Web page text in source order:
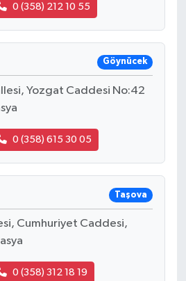
0 (358) 212 10 55
Göynücek
Yozgat Caddesi No:42
0 (358) 615 30 05
Taşova
Cumhuriyet Caddesi,
0 (358) 312 18 19